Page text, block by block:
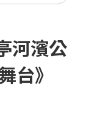
河濱公
台》